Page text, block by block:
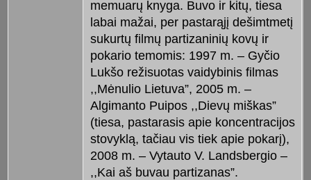
memuarų knyga. Buvo ir kitų, tiesa
labai mažai, per pastarąjį dešimtmetį
sukurtų filmų partizaninių kovų ir
pokario temomis: 1997 m. – Gyčio
Lukšo režisuotas vaidybinis filmas
,,Mėnulio Lietuva”, 2005 m. –
Algimanto Puipos ,,Dievų miškas”
(tiesa, pastarasis apie koncentracijos
stovyklą, tačiau vis tiek apie pokarį),
2008 m. – Vytauto V. Landsbergio –
,,Kai aš buvau partizanas”.